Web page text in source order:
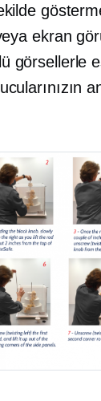
ekran
görsellerle